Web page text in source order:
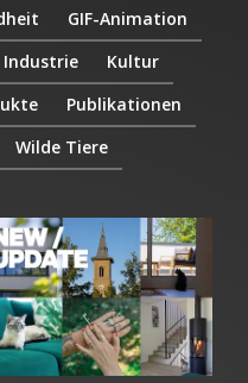
GIF-Animation
Industrie
Kultur
Publikationen
Wilde Tiere